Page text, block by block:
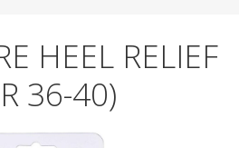
HEEL RELIEF
36-40)